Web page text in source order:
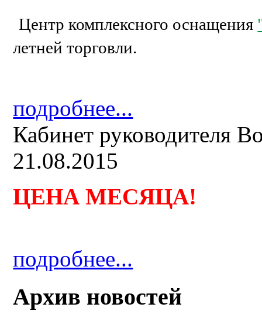
Центр комплексного оснащения
летней торговли.
подробнее...
Кабинет руководителя
21.08.2015
ЦЕНА МЕСЯЦА!
подробнее...
Архив новостей